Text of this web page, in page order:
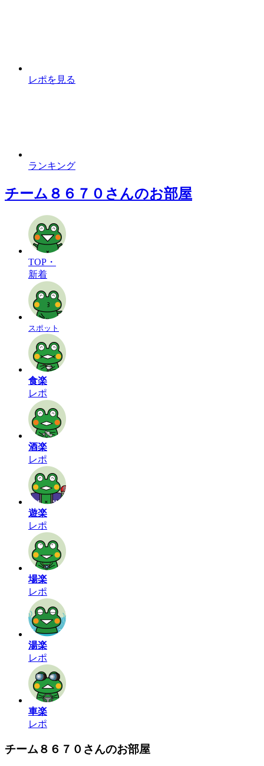
レポを見る
ランキング
チーム８６７０さんのお部屋
TOP・
新着
スポット
食楽
レポ
酒楽
レポ
遊楽
レポ
場楽
レポ
湯楽
レポ
車楽
レポ
チーム８６７０さんのお部屋